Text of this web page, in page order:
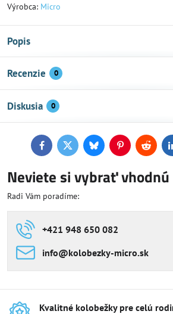
Výrobca: Micro
Popis
Recenzie 0
Diskusia 0
FacebookTwitterBlueskyPinterestReddit
Neviete si vybrať
Radi Vám poradíme:
+421 948 650 082
info​@kolobezky-micro​.sk
Kvalitné kolobežky pre celú